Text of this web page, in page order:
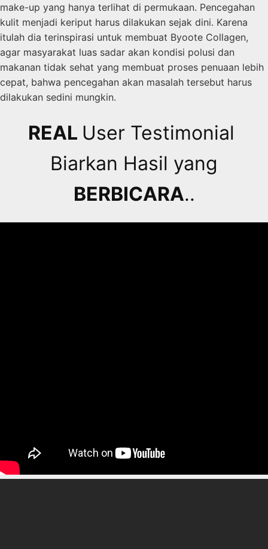
make-up yang hanya terlihat di permukaan. Pencegahan
kulit menjadi keriput harus dilakukan sejak dini. Karena
itulah dia terinspirasi untuk membuat Byoote Collagen,
agar masyarakat luas sadar akan kondisi polusi dan
makanan tidak sehat yang membuat proses penuaan lebih
cepat, bahwa pencegahan akan masalah tersebut harus
dilakukan sedini mungkin.
REAL User Testimonial
Biarkan Hasil yang
BERBICARA..